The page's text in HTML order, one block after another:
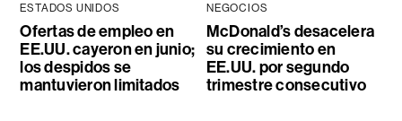
ESTADOS UNIDOS
Ofertas de empleo en
EE.UU. cayeron en junio;
los despidos se
mantuvieron limitados
NEGOCIOS
McDonald’s desacelera
su crecimiento en
EE.UU. por segundo
trimestre consecutivo